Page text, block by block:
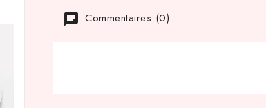
Commentaires (0)